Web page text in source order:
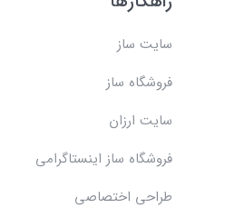
سایت ساز
فروشگاه ساز
سایت ارزان
فروشگاه ساز اینستاگرامی
طراحی اختصاصی